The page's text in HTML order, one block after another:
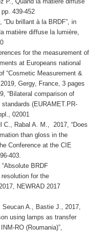
439-452
“Du brillant à la BRDF”, in
matière diffuse la lumière
for the measurement of
at Europeans national
“Cosmetic Measurement &
Gergy, France, 3 pages
“Bilateral comparison of
(EURAMET.PR-
02001
C., Rabal A. M., 2017, “Does
than gloss in the
Conference at the CIE
403.
“Absolute BRDF
for the
NEWRAD 2017
Seucan A., Bastie J., 2017,
using lamps as transfer
RO (Roumania)”,